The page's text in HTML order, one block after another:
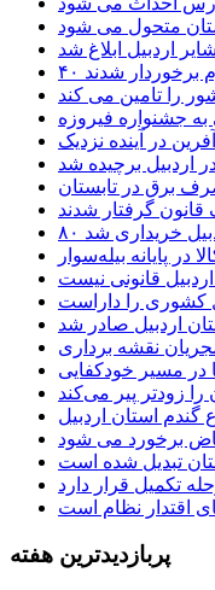
استان متحول می شود
برخوردار شدند
در آینده نزدیک
برق در تابستان
گرفتار شدند
خریداری شد
پایانه بیله‌سوار
قانونی نیست
کشوری را داراست
اردبیل صادر شد
نقشه برداری
در مسیر خودکفایی
زودتر پیر می‌کند
استان اردبیل
برخورد می شود
تبدیل شده است
تکمیل قرار دارد
اقتدار نظام است
پربازدیدترین هفته